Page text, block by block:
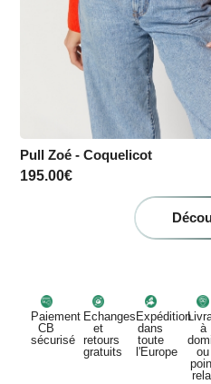
Pull Zoé - Coquelicot
195.00€
Paiement
CB
sécurisé
Echanges
et
retours
gratuits
Expédition
dans
toute
l'Europe
à
ou